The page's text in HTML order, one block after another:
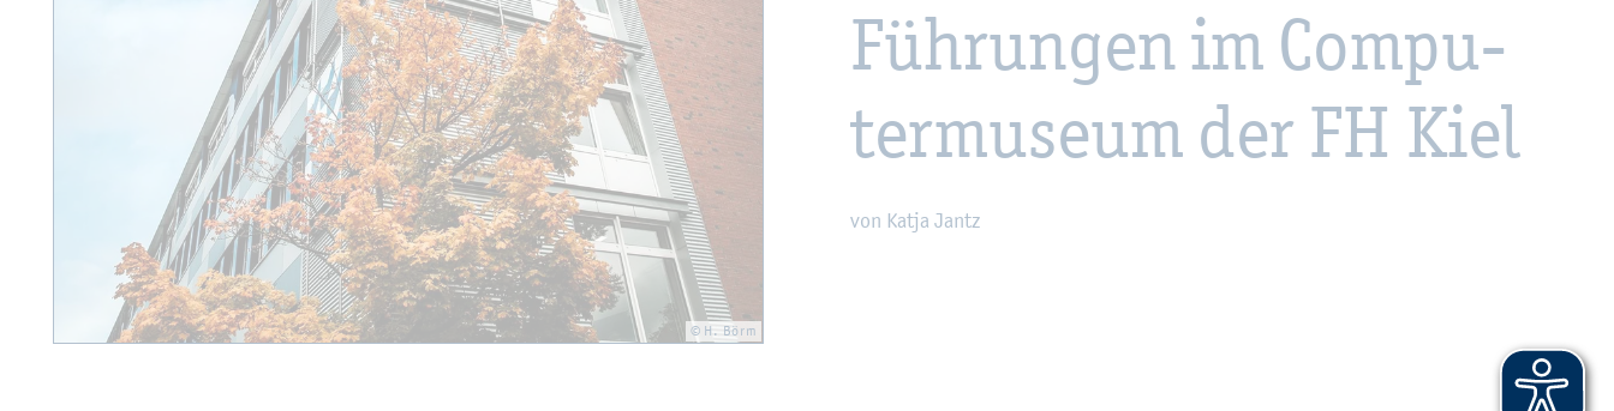
© H. Börm
Füh­run­gen im Com­pu­
ter­mu­se­um der FH Kiel
von Katja Jantz